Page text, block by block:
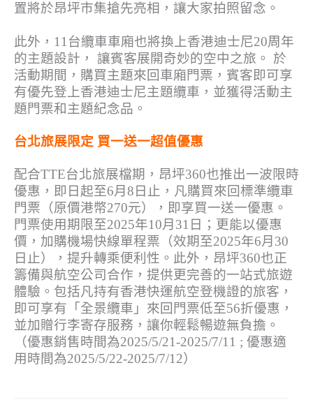
置將於昂坪市集搶先亮相，讓大家拍照留念。
此外，11台纜車車廂也將換上香港迪士尼20周年
的主題設計， 讓賓客展開奇妙的空中之旅。 於
活動期間，購買主題來回車廂門票，賓客即可享
有優先登上香港迪士尼主題纜車，並獲得活動主
題門票和主題紀念品。
台北旅展限定 買一送一超值優惠
配合TTE台北旅展檔期，昂坪360也推出一波限時
優惠，即日起至6月8日止，凡購買來回標準纜車
門票（原價港幣270元），即享買一送一優惠。
門票使用期限至2025年10月31日；更能以優惠
價，加購機場快線單程票（效期至2025年6月30
日止），提升轉乘便利性。此外，昂坪360也正
籌備與航空公司合作，提供更完善的一站式旅遊
體驗。包括凡持有香港快運航空登機證的旅客，
即可享有「全景纜車」來回門票低至56折優惠，
並加贈行李寄存服務，讓你輕鬆暢遊無負擔。
（優惠銷售時間為2025/5/21-2025/7/11 ; 優惠適
用時間為2025/5/22-2025/7/12）